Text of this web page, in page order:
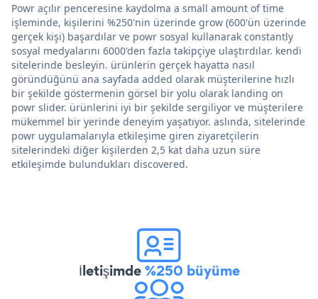
Powr açılır penceresine kaydolma a small amount of time
işleminde, kişilerini %250'nin üzerinde grow (600'ün üzerinde
gerçek kişi) başardılar ve powr sosyal kullanarak constantly
sosyal medyalarını 6000'den fazla takipçiye ulaştırdılar. kendi
sitelerinde besleyin. ürünlerin gerçek hayatta nasıl
göründüğünü ana sayfada added olarak müşterilerine hızlı
bir şekilde göstermenin görsel bir yolu olarak landing on
powr slider. ürünlerini iyi bir şekilde sergiliyor ve müşterilere
mükemmel bir yerinde deneyim yaşatıyor. aslında, sitelerinde
powr uygulamalarıyla etkileşime giren ziyaretçilerin
sitelerindeki diğer kişilerden 2,5 kat daha uzun süre
etkileşimde bulundukları discovered.
İletişimde%250 büyüme